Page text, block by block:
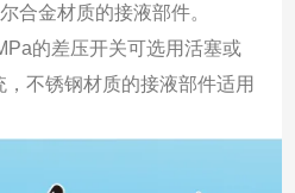
合金材质的接液部件。
的差压开关可选用活塞或
不锈钢材质的接液部件适用